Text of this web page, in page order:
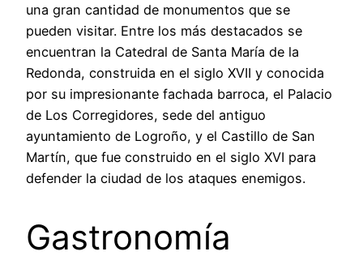
una gran cantidad de monumentos que se
pueden visitar. Entre los más destacados se
encuentran la Catedral de Santa María de la
Redonda, construida en el siglo XVII y conocida
por su impresionante fachada barroca, el Palacio
de Los Corregidores, sede del antiguo
ayuntamiento de Logroño, y el Castillo de San
Martín, que fue construido en el siglo XVI para
defender la ciudad de los ataques enemigos.
Gastronomía